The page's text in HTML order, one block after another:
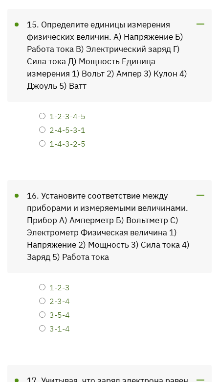
15. Определите единицы измерения
физических величин. А) Напряжение Б)
Работа тока В) Электрический заряд Г)
Сила тока Д) Мощность Единица
измерения 1) Вольт 2) Ампер 3) Кулон 4)
Джоуль 5) Ватт
1-2-3-4-5
2-4-5-3-1
1-4-3-2-5
16. Установите соответствие между
приборами и изме­ряемыми величинами.
Прибор А) Амперметр Б) Вольтметр С)
Электрометр Физическая величина 1)
Напряжение 2) Мощность 3) Сила тока 4)
Заряд 5) Работа тока
1-2-3
2-3-4
3-5-4
3-1-4